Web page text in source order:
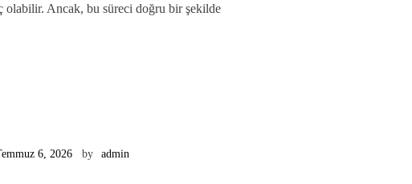
olabilir. Ancak, bu süreci doğru bir şekilde
6, 2026 by admin